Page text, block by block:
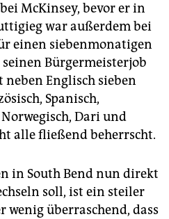
McKinsey, bevor er in
war außerdem bei
einen siebenmonatigen
Bürgermeisterjob
Englisch sieben
Spanisch,
Dari und
alle fließend beherrscht.
in South Bend nun direkt
soll, ist ein steiler
wenig überraschend, dass